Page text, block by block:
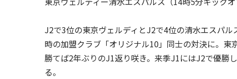
J2で3位の東京ヴェルディとJ2で4位の清水エスパ
時の加盟クラブ「オリジナル10」同士の対決に。
勝てば2年ぶりのJ1返り咲き。来季J1にはJ2で優勝
る。